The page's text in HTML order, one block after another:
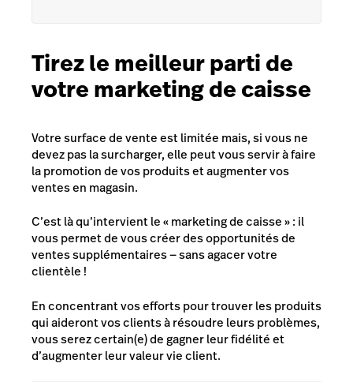
Tirez le meilleur parti de
votre marketing de caisse
Votre surface de vente est limitée mais, si vous ne
devez pas la surcharger, elle peut vous servir à faire
la promotion de vos produits et augmenter vos
ventes en magasin.
C’est là qu’intervient le « marketing de caisse » : il
vous permet de vous créer des opportunités de
ventes supplémentaires — sans agacer votre
clientèle !
En concentrant vos efforts pour trouver les produits
qui aideront vos clients à résoudre leurs problèmes,
vous serez certain(e) de gagner leur fidélité et
d’augmenter leur valeur vie client.